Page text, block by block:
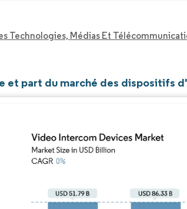
Technologies, Médias Et
et part du marché des dispositifs